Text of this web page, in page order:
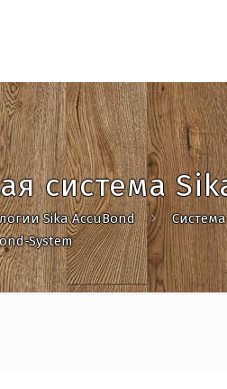
система
Sika AccuBond
System